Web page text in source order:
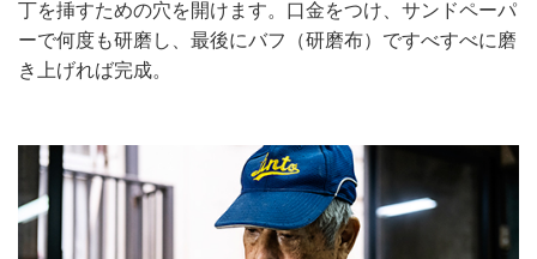
丁を挿すための穴を開けます。口金をつけ、サンドペーパ
ーで何度も研磨し、最後にバフ（研磨布）ですべすべに磨
き上げれば完成。